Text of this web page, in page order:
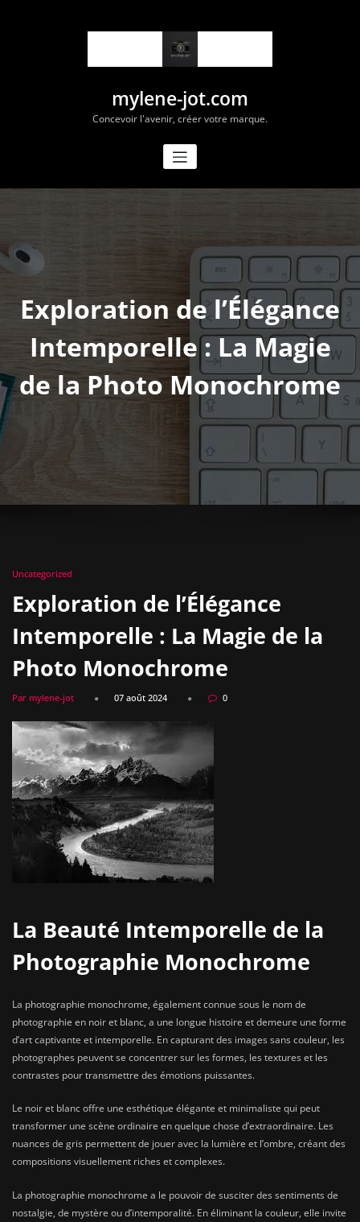
mylene-jot.com
Concevoir l'avenir, créer votre marque.
Exploration de l’Élégance
Intemporelle : La Magie
de la Photo Monochrome
Uncategorized
Exploration de l’Élégance
Intemporelle : La Magie de la
Photo Monochrome
Par mylene-jot 07 août 2024 0
La Beauté Intemporelle de la
Photographie Monochrome
La photographie monochrome, également connue sous le nom de
photographie en noir et blanc, a une longue histoire et demeure une forme
d’art captivante et intemporelle. En capturant des images sans couleur, les
photographes peuvent se concentrer sur les formes, les textures et les
contrastes pour transmettre des émotions puissantes.
Le noir et blanc offre une esthétique élégante et minimaliste qui peut
transformer une scène ordinaire en quelque chose d’extraordinaire. Les
nuances de gris permettent de jouer avec la lumière et l’ombre, créant des
compositions visuellement riches et complexes.
La photographie monochrome a le pouvoir de susciter des sentiments de
nostalgie, de mystère ou d’intemporalité. En éliminant la couleur, elle invite